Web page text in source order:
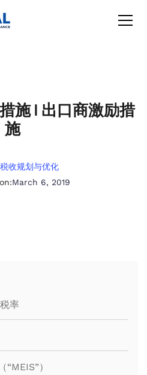
施 | 出口商激励措
施
税收规划与优化
March 6, 2019
率
）